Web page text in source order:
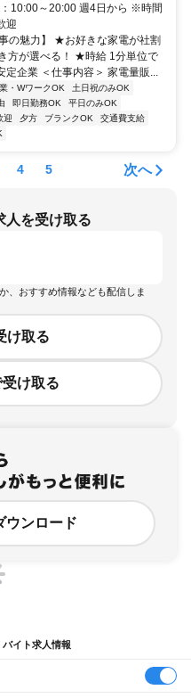
10:00～20:00 週4日から ※時間
迎
の魅力】 ★お好きな家電が社割
方が選べる！ ★時給 1分単位で
企業 ＜仕事内容＞ 家電量販...
・WワークOK
土日祝のみOK
即日勤務OK
平日のみOK
迎 夕方 ブランクOK
交通費支給
4 5 次へ
人を受け取る
、おすすめ情報なども配信しま
け取る
受け取る
ウンロード
イト求人情報